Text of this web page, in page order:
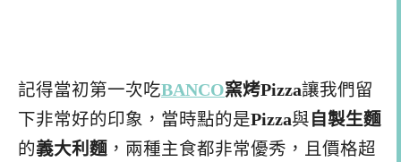
記得當初第一次吃BANCO窯烤Pizza讓我們留
下非常好的印象，當時點的是Pizza與 自製生麵
的義大利麵 ，兩種主食都非常優秀，且價格超